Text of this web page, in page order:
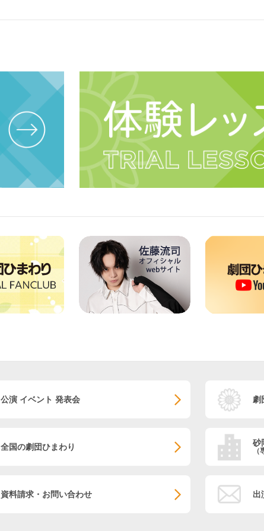
公演 イベント 発表会 劇
全国の劇団ひまわり 砂
資料請求・お問い合わせ 出